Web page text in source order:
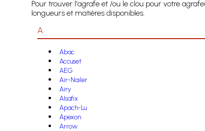
Pour trouver l'agrafe et /ou le clou pour votre
longueurs et matières disponibles.
A
Abac
Accuset
AEG
Air-Nailer
Airy
Alsafix
Apach-Lu
Apexon
Arrow